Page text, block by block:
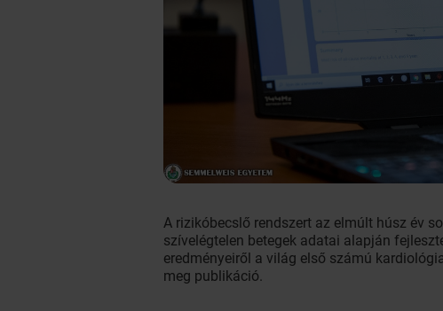
A rizikóbecslő rendszert az elmúlt húsz év
szívelégtelen betegek adatai alapján
eredményeiről a világ első számú
meg publikáció.